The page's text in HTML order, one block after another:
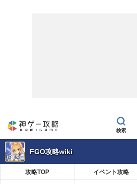
FGO攻略wiki
攻略TOP イベント攻略